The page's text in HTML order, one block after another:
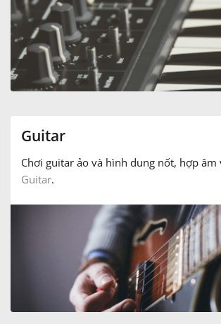
Italiano
日本語
Português
Svenska
Tiếng Việt
Guitar
Chơi guitar ảo và hình dung nốt, hợp âm
Guitar.